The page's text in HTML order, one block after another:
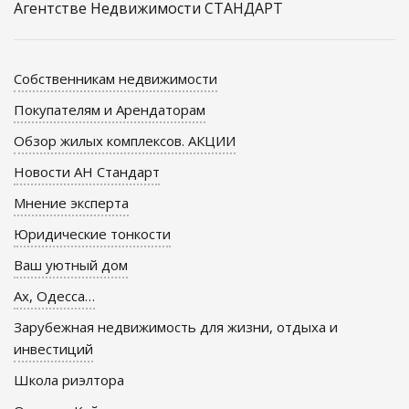
Агентстве Недвижимости СТАНДАРТ
Собственникам недвижимости
Покупателям и Арендаторам
Обзор жилых комплексов. АКЦИИ
Новости АН Стандарт
Мнение эксперта
Юридические тонкости
Ваш уютный дом
Ах, Одесса…
Зарубежная недвижимость для жизни, отдыха и
инвестиций
Школа риэлтора